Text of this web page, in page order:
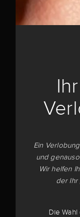
Ein
und
Wir helfen
der Ihr
Die